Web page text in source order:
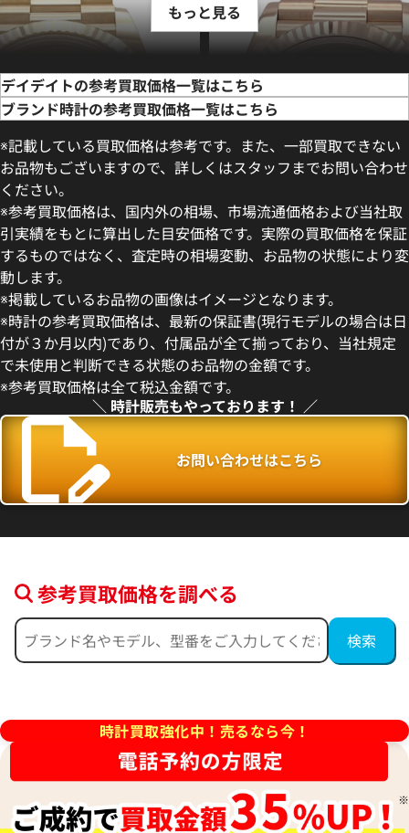
イデイト 40 228235 チョコ
格
点の参考買取価格です
コレート文字盤
参考買取価格
9,710,000円
※2026年7月時点の参考買取価
点の参考買取価格です
参考買取価格
価格はお問い合わせください
電話で聞く
もっと見る
デイデイトの参考買取価格一覧はこちら
ブランド時計の参考買取価格一覧はこちら
※記載している買取価格は参考です。また、一部買取できない
お品物もございますので、詳しくはスタッフまでお問い合わせ
ください。
※参考買取価格は、国内外の相場、市場流通価格および当社取
引実績をもとに算出した目安価格です。実際の買取価格を保証
するものではなく、査定時の相場変動、お品物の状態により変
動します。
※掲載しているお品物の画像はイメージとなります。
※時計の参考買取価格は、最新の保証書(現行モデルの場合は日
付が３か月以内)であり、付属品が全て揃っており、当社規定
で未使用と判断できる状態のお品物の金額です。
※参考買取価格は全て税込金額です。
＼ 時計販売もやっております！ ／
お問い合わせはこちら
参考買取価格を調べる
時計買取強化中！売るなら今！